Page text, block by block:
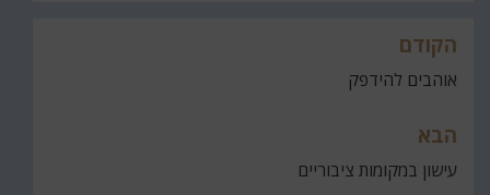
ניווט
הקודם
אוהבים להידפק
הבא
עישון במקומות ציבוריים